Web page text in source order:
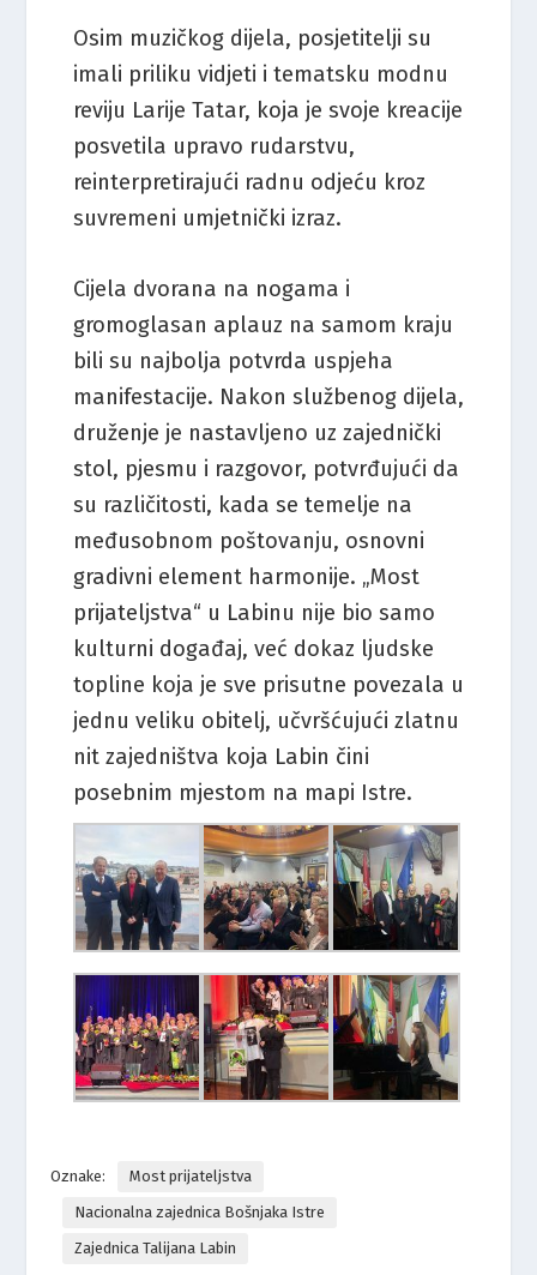
Osim muzičkog dijela, posjetitelji su
imali priliku vidjeti i tematsku modnu
reviju Larije Tatar, koja je svoje kreacije
posvetila upravo rudarstvu,
reinterpretirajući radnu odjeću kroz
suvremeni umjetnički izraz.
Cijela dvorana na nogama i
gromoglasan aplauz na samom kraju
bili su najbolja potvrda uspjeha
manifestacije. Nakon službenog dijela,
druženje je nastavljeno uz zajednički
stol, pjesmu i razgovor, potvrđujući da
su različitosti, kada se temelje na
međusobnom poštovanju, osnovni
gradivni element harmonije. „Most
prijateljstva“ u Labinu nije bio samo
kulturni događaj, već dokaz ljudske
topline koja je sve prisutne povezala u
jednu veliku obitelj, učvršćujući zlatnu
nit zajedništva koja Labin čini
posebnim mjestom na mapi Istre.
Oznake:
Most prijateljstva
Nacionalna zajednica Bošnjaka Istre
Zajednica Talijana Labin